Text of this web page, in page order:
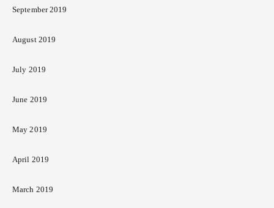
September 2019
August 2019
July 2019
June 2019
May 2019
April 2019
March 2019